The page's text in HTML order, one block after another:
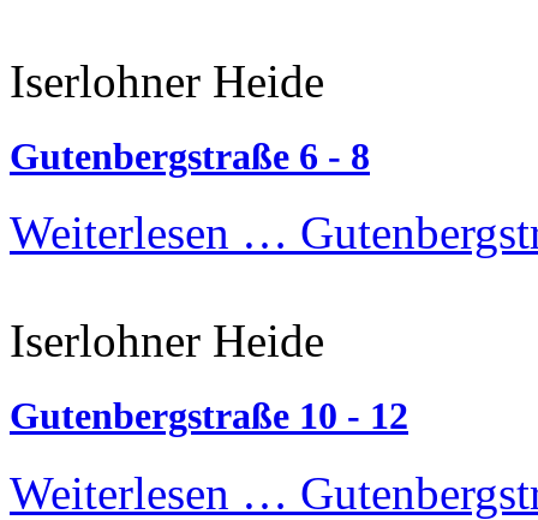
Iserlohner Heide
Gutenbergstraße 6 - 8
Weiterlesen …
Iserlohner Heide
Gutenbergstraße 10 - 12
Weiterlesen …